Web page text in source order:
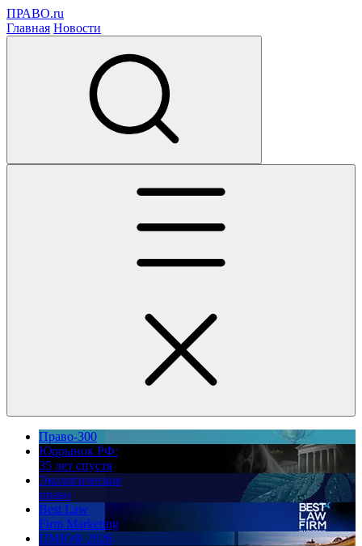
ПРАВО.ru
Главная Новости
Право-300
Юррынок РФ:
35 лет спустя
Экологическое
право
Best Law
Firm Marketing
ПМЮФ 2026